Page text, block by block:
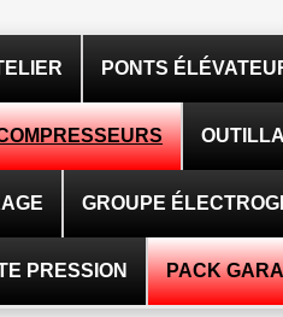
PONTS
GROUPE
PRESSION PACK